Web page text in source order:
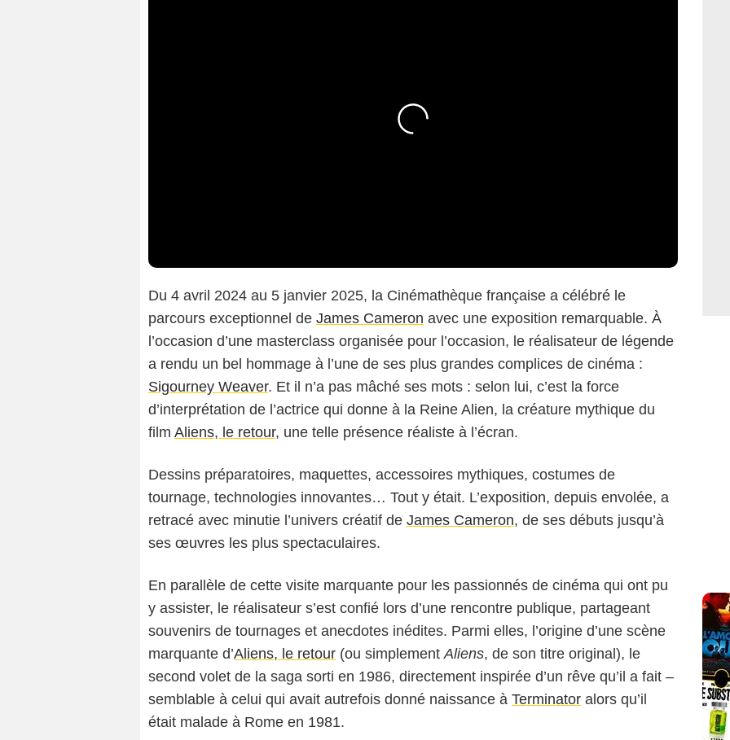
Du 4 avril 2024 au 5 janvier 2025, la Cinémathèque française a célébré le
parcours exceptionnel de James Cameron avec une exposition remarquable. À
l’occasion d’une masterclass organisée pour l’occasion, le réalisateur de légende
a rendu un bel hommage à l’une de ses plus grandes complices de cinéma :
Sigourney Weaver. Et il n’a pas mâché ses mots : selon lui, c’est la force
d’interprétation de l’actrice qui donne à la Reine Alien, la créature mythique du
film Aliens, le retour, une telle présence réaliste à l’écran.
Dessins préparatoires, maquettes, accessoires mythiques, costumes de
tournage, technologies innovantes… Tout y était. L’exposition, depuis envolée, a
retracé avec minutie l’univers créatif de James Cameron, de ses débuts jusqu’à
ses œuvres les plus spectaculaires.
En parallèle de cette visite marquante pour les passionnés de cinéma qui ont pu
y assister, le réalisateur s’est confié lors d’une rencontre publique, partageant
souvenirs de tournages et anecdotes inédites. Parmi elles, l’origine d’une scène
marquante d’Aliens, le retour (ou simplementAliens, de son titre original), le
second volet de la saga sorti en 1986, directement inspirée d’un rêve qu’il a fait –
semblable à celui qui avait autrefois donné naissance à Terminator alors qu’il
était malade à Rome en 1981.